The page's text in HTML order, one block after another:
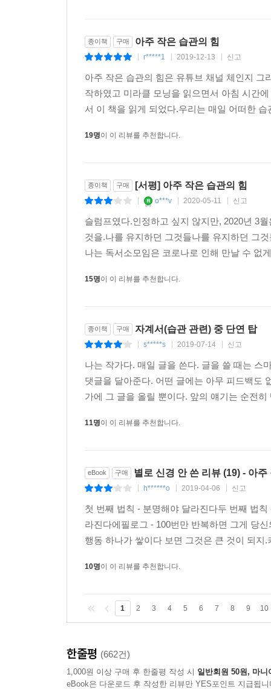
종이책 구매 아주 작은 습관의 힘
r*****1 2019-12-13 신고
아주 작은 습관의 힘은 유튜브 채널 체인지 그
작하였고 미라클 모닝을 읽으면서 아침 시간
서 이 책을 읽게 되었다.우리는 매일 어떠한
19명이 이 리뷰를 추천합니다.
종이책 구매 [서평] 아주 작은 습관의 힘
o***v 2020-05-11 신고
슬럼프였다.인정하고 싶지 않지만, 2020년 3
것을.나를 유지하던 그것들나를 유지하던 그
나는 독서소모임은 코로나로 인해 만날 수 없
15명이 이 리뷰를 추천합니다.
종이책 구매 자계서(습관 관련) 중 단연 탑
s*****s 2019-07-14 신고
나는 작가다. 매일 글을 쓴다. 글을 쓸 때는 스
댓글을 달아준다. 어떤 글에는 아무 피드백도
가에 그 글을 올릴 뿐이다. 앞의 얘기는 순전
11명이 이 리뷰를 추천합니다.
eBook 구매 별로 신경 안 쓴 리뷰 (19) - 아
h******o 2019-04-06 신고
첫 번째 법칙 - 분명해야 달라진다두 번째 법
라진다에필로그 - 100번만 반복하면 그게 당
행동 하나가 쌓이다 보면 그것은 큰 것이 되
10명이 이 리뷰를 추천합니다.
1 2 3 4 5 6 7 8 9 10
한줄평 (662건)
1,000원 이상 구매 후 한줄평 작성 시 일반회원 50원, 마니
eBook은 다운로드 후 작성한 리뷰만 YES포인트 지급됩니